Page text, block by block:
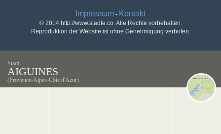
Impressum - Kontakt
© 2014 http://www.stadte.co. Alle Rechte vorbehalten.
Reproduktion der Website ist ohne Genehmigung verboten.
Stadt
AIGUINES
(Provence-Alpes-Côte d'Azur)